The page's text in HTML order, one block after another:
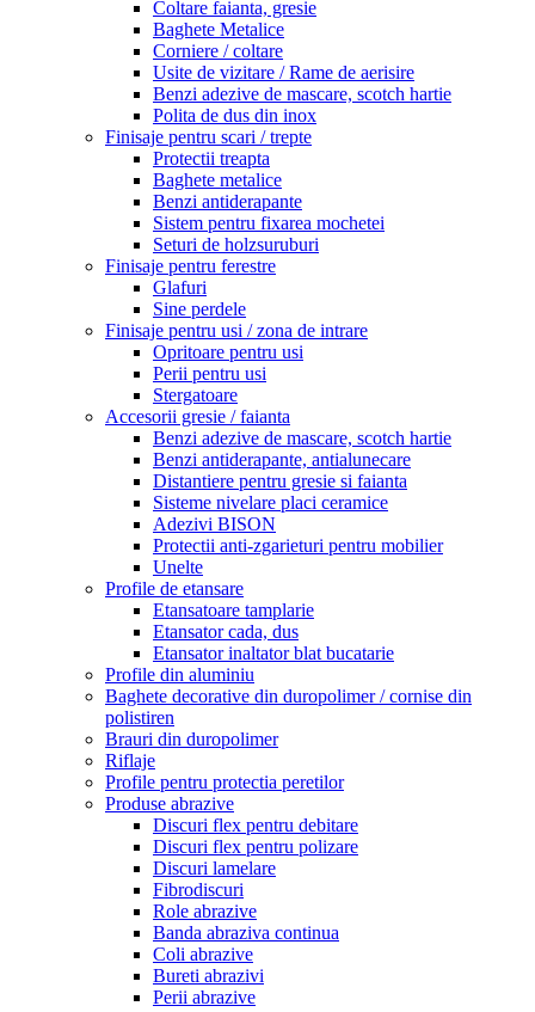
Coltare faianta, gresie
Baghete Metalice
Corniere / coltare
Usite de vizitare / Rame de aerisire
Benzi adezive de mascare, scotch hartie
Polita de dus din inox
Finisaje pentru scari / trepte
Protectii treapta
Baghete metalice
Benzi antiderapante
Sistem pentru fixarea mochetei
Seturi de holzsuruburi
Finisaje pentru ferestre
Glafuri
Sine perdele
Finisaje pentru usi / zona de intrare
Opritoare pentru usi
Perii pentru usi
Stergatoare
Accesorii gresie / faianta
Benzi adezive de mascare, scotch hartie
Benzi antiderapante, antialunecare
Distantiere pentru gresie si faianta
Sisteme nivelare placi ceramice
Adezivi BISON
Protectii anti-zgarieturi pentru mobilier
Unelte
Profile de etansare
Etansatoare tamplarie
Etansator cada, dus
Etansator inaltator blat bucatarie
Profile din aluminiu
Baghete decorative din duropolimer / cornise din
polistiren
Brauri din duropolimer
Riflaje
Profile pentru protectia peretilor
Produse abrazive
Discuri flex pentru debitare
Discuri flex pentru polizare
Discuri lamelare
Fibrodiscuri
Role abrazive
Banda abraziva continua
Coli abrazive
Bureti abrazivi
Perii abrazive